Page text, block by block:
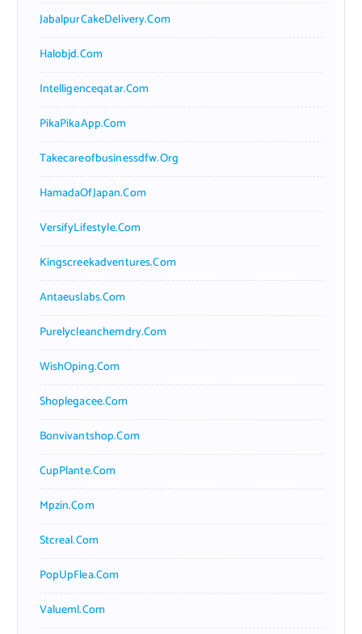
JabalpurCakeDelivery.com
Halobjd.com
Intelligenceqatar.com
PikaPikaApp.com
Takecareofbusinessdfw.org
HamadaOfJapan.com
VersifyLifestyle.com
Kingscreekadventures.com
Antaeuslabs.com
Purelycleanchemdry.com
WishOping.com
Shoplegacee.com
Bonvivantshop.com
CupPlante.com
Mpzin.com
Stcreal.com
PopUpFlea.com
Valueml.com